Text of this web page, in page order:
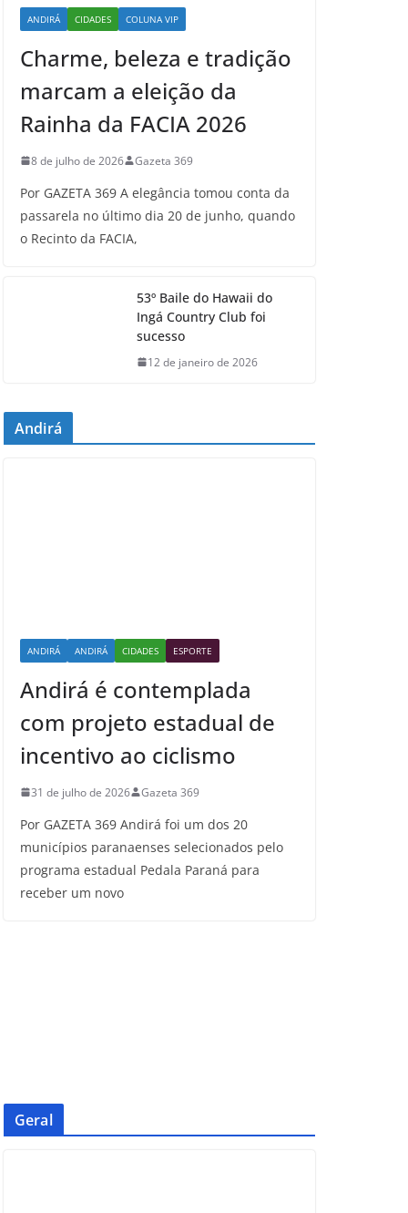
ANDIRÁ CIDADES COLUNA VIP
Charme, beleza e tradição
marcam a eleição da
Rainha da FACIA 2026
8 de julho de 2026 Gazeta 369
Por GAZETA 369 A elegância tomou conta da
passarela no último dia 20 de junho, quando
o Recinto da FACIA,
53º Baile do Hawaii do
Ingá Country Club foi
sucesso
12 de janeiro de 2026
Andirá
ANDIRÁ ANDIRÁ CIDADES ESPORTE
Andirá é contemplada
com projeto estadual de
incentivo ao ciclismo
31 de julho de 2026 Gazeta 369
Por GAZETA 369 Andirá foi um dos 20
municípios paranaenses selecionados pelo
programa estadual Pedala Paraná para
receber um novo
Geral